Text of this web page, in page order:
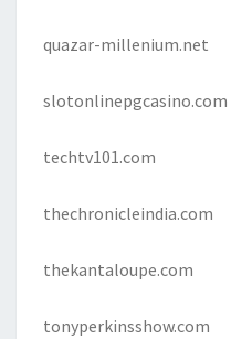
quazar-millenium.net
slotonlinepgcasino.com
techtv101.com
thechronicleindia.com
thekantaloupe.com
tonyperkinsshow.com